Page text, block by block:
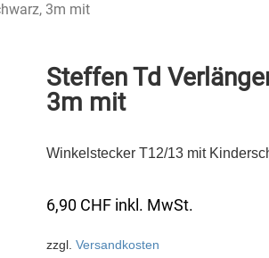
3m mit
Steffen Td
3m mit
Winkelstecker T12/13 mit
6,90 CHF inkl. MwSt.
zzgl. Versandkosten